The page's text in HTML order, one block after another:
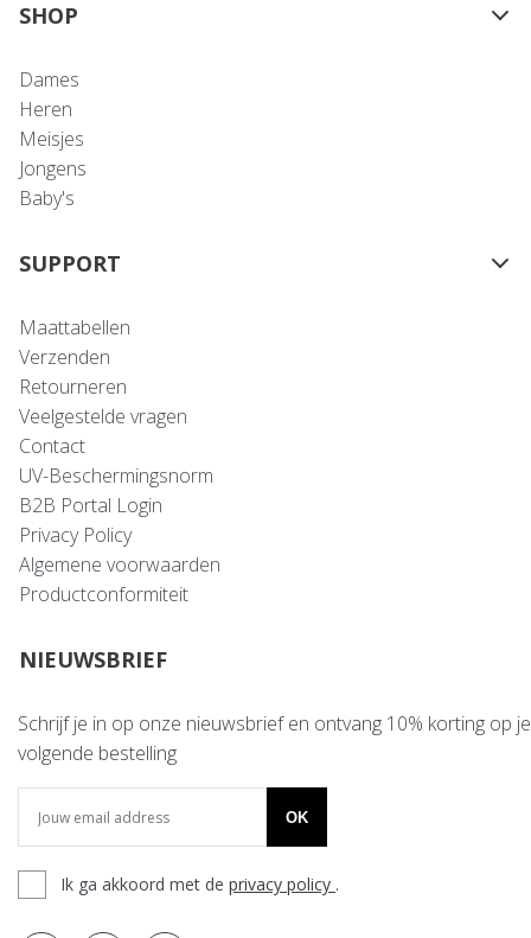
SHOP
Dames
Heren
Meisjes
Jongens
Baby's
SUPPORT
Maattabellen
Verzenden
Retourneren
Veelgestelde vragen
Contact
UV-Beschermingsnorm
B2B Portal Login
Privacy Policy
Algemene voorwaarden
Productconformiteit
NIEUWSBRIEF
Schrijf je in op onze nieuwsbrief en ontvang 10% korting op je
volgende bestelling
OK
Ik ga akkoord met de privacy policy .